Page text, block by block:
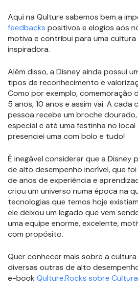
Aqui na Qulture sabemos bem a
feedbacks positivos e elogios aos
motiva e contribui para uma cultura
inspiradora.
Além disso, a Disney ainda possui
tipos de reconhecimento e
Como por exemplo, comemoração
5 anos, 10 anos e assim vai. A cada
pessoa recebe um broche
especial e até uma festinha no
presenciei uma com bolo e tudo!
É inegável considerar que a Disney
de alto desempenho incrível, que
de anos de experiência e
criou um universo numa época na
tecnologias que temos hoje
ele deixou um legado que vem
uma equipe enorme, excelente,
com propósito.
Quer conhecer mais sobre a cultura
diversas outras de alto
e-book Qulture.Rocks sobre